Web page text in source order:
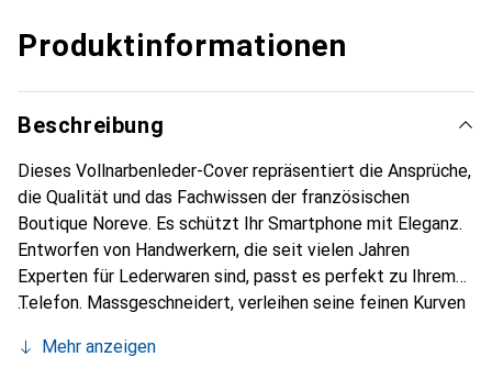
Produktinformationen
Beschreibung
Dieses Vollnarbenleder-Cover repräsentiert die Ansprüche,
die Qualität und das Fachwissen der französischen
Boutique Noreve. Es schützt Ihr Smartphone mit Eleganz.
Entworfen von Handwerkern, die seit vielen Jahren
Experten für Lederwaren sind, passt es perfekt zu Ihrem
Telefon. Massgeschneidert, verleihen seine feinen Kurven
unverzichtbaren Accessoire für Ihr Smartphone.
Mehr anzeigen